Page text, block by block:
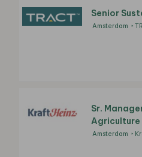
Senior
Amsterdam
Sr.
Agriculture
Amsterdam